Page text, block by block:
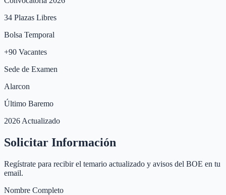
34 Plazas Libres
Bolsa Temporal
+90 Vacantes
Sede de Examen
Alarcon
Último Baremo
2026 Actualizado
Solicitar Información
Regístrate para recibir el temario actualizado y avisos del BOE en tu
email.
Nombre Completo